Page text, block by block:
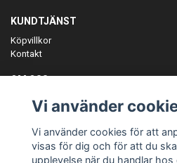
KUNDTJÄNST
Köpvillkor
Kontakt
OM OSS
ANMÄL DIG TILL VÅRT
Vi använder
Vi använder cookies för att
visas för dig och för att du
upplevelse när du handlar hos